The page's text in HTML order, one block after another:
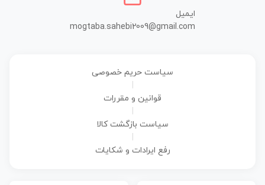
ایمیل
mogtaba.sahebi2009@gmail.com
سیاست حریم خصوصی
قوانین و مقررات
سیاست بازگشت کالا
رفع ایرادات و شکایات